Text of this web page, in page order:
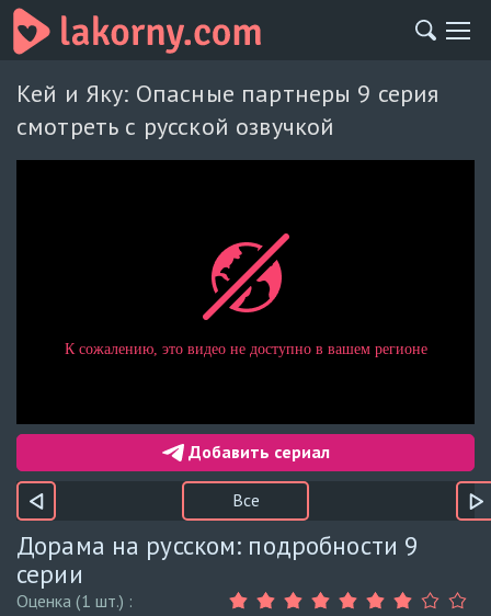
Кей и Яку: Опасные партнеры 9 серия
смотреть с русской озвучкой
Добавить сериал
Все
Дорама на русском: подробности 9
серии
Оценка (1 шт.) :